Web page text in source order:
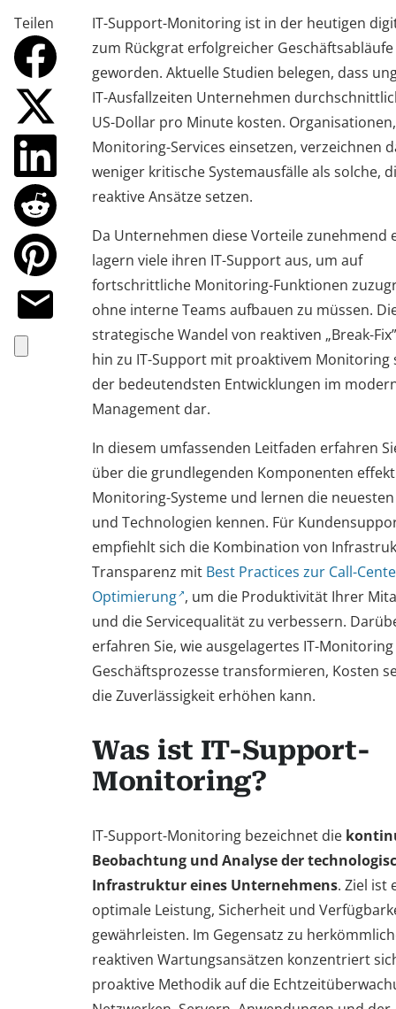
Teilen
IT-Support-Monitoring ist in der heutigen
zum Rückgrat erfolgreicher Geschäftsabläufe
geworden. Aktuelle Studien belegen, dass
IT-Ausfallzeiten Unternehmen
US-Dollar pro Minute kosten.
Monitoring-Services einsetzen, verzeichnen
weniger kritische Systemausfälle als solche,
reaktive Ansätze setzen.
Da Unternehmen diese Vorteile zunehmend
lagern viele ihren IT-Support aus, um auf
fortschrittliche Monitoring-Funktionen
ohne interne Teams aufbauen zu müssen.
strategische Wandel von reaktiven „Break-
hin zu IT-Support mit proaktivem Monitoring
der bedeutendsten Entwicklungen im
Management dar.
In diesem umfassenden Leitfaden erfahren
über die grundlegenden Komponenten
Monitoring-Systeme und lernen die
und Technologien kennen. Für
empfiehlt sich die Kombination von
Transparenz mit Best Practices zur Call-
Optimierung , um die Produktivität Ihrer
und die Servicequalität zu verbessern.
erfahren Sie, wie ausgelagertes IT-
Geschäftsprozesse transformieren, Kosten
die Zuverlässigkeit erhöhen kann.
Was ist IT-Support-
Monitoring?
IT-Support-Monitoring bezeichnet die
Beobachtung und Analyse der
Infrastruktur eines Unternehmens. Ziel ist
optimale Leistung, Sicherheit und
gewährleisten. Im Gegensatz zu
reaktiven Wartungsansätzen konzentriert
proaktive Methodik auf die